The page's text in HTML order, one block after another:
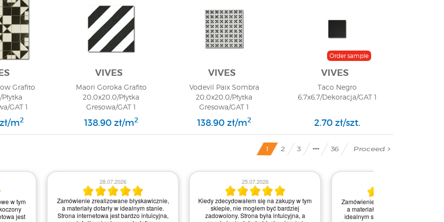
Grafito
Płytka
GAT 1
m2
VIVES
Maori Goroka Grafito
20,0x20,0/Płytka
Gresowa/GAT 1
138.90 zł/m2
VIVES
Vodevil Paix Sombra
20,0x20,0/Płytka
Gresowa/GAT 1
138.90 zł/m2
Order sample
VIVES
Taco Negro
6,7x6,7/Dekoracja/GAT 1
2.70 zł/szt.
1 2 3 36 Proceed
błyskawicznie,
dotarły w
świetnie zapakowane.
Zamówienie było proste do zrealizowania,
a strona intuicyjna. Myślę, że mogliby
trochę poprawić szybkość dostawy, ale
Zakupy w tym sklepie to czysta
przyjemność! Strona jest intuicyjna, a
dostawa błyskawiczna. Każdy element